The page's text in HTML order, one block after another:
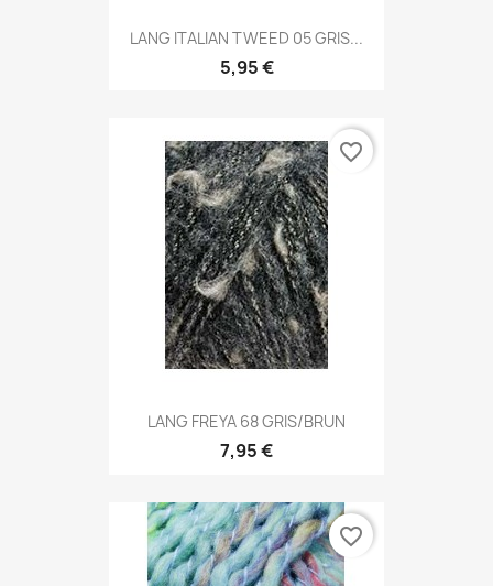
LANG ITALIAN TWEED 05 GRIS...
5,95 €
LANG FREYA 68 GRIS/BRUN
7,95 €
favorite_border
favorite_border